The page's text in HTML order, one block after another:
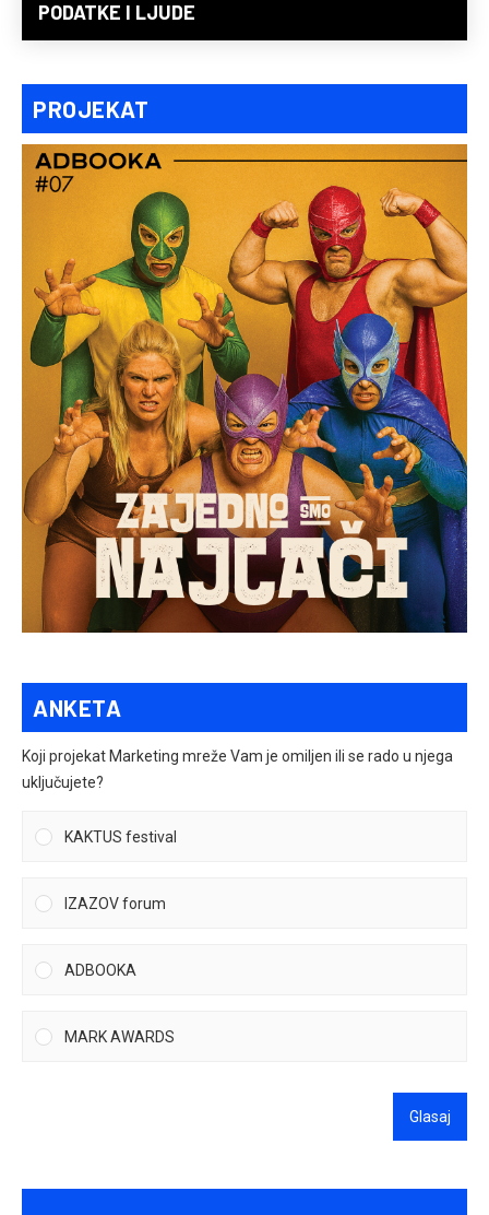
PODATKE I LJUDE
PROJEKAT
ANKETA
Koji projekat Marketing mreže Vam je omiljen ili se rado u njega
uključujete?
KAKTUS festival
IZAZOV forum
ADBOOKA
MARK AWARDS
Glasaj